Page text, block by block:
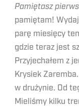
Pamiętasz
pamiętam!
parę miesięcy
gdzie teraz jest
Przyjechałem z
Krysiek
w drużynie. Od
Mieliśmy kilku